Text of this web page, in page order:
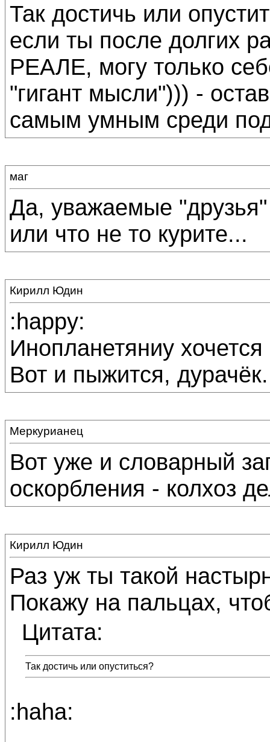
Так достичь или
если ты после долгих
РЕАЛЕ, могу только
"гигант мысли"))) -
самым умным среди
маг
Да, уважаемые
или что не то курите...
Кирилл Юдин
:happy:
Инопланетяниу хочется
Вот и пыжится, дурачёк.
Меркурианец
Вот уже и словарный
оскорбления - колхоз
Кирилл Юдин
Раз уж ты такой
Покажу на пальцах,
Цитата:
Так достичь или опуститься?
:haha: